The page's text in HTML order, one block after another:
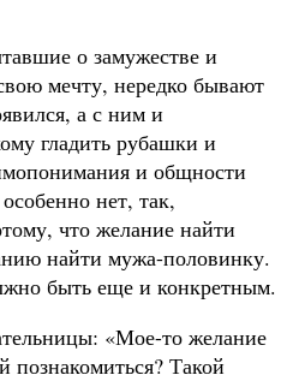
о замужестве и
мечту, нередко бывают
а с ним и
гладить рубашки и
и общности
нет, так,
что желание найти
найти мужа-половинку.
быть еще и конкретным.
«Мое-то желание
познакомиться? Такой